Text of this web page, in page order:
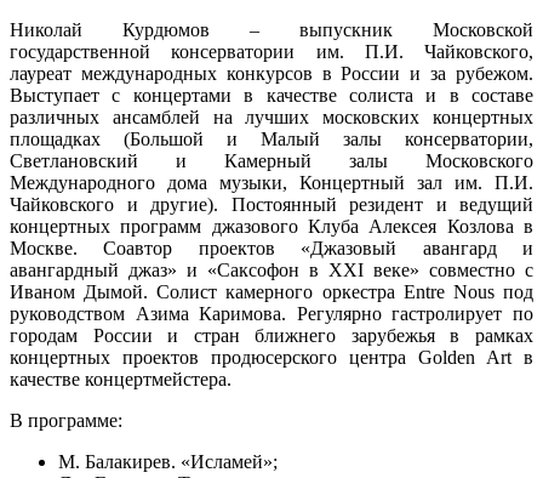
Николай Курдюмов – выпускник Московской
государственной консерватории им. П.И. Чайковского,
лауреат международных конкурсов в России и за рубежом.
Выступает с концертами в качестве солиста и в составе
различных ансамблей на лучших московских концертных
площадках (Большой и Малый залы консерватории,
Светлановский и Камерный залы Московского
Международного дома музыки, Концертный зал им. П.И.
Чайковского и другие). Постоянный резидент и ведущий
концертных программ джазового Клуба Алексея Козлова в
Москве. Соавтор проектов «Джазовый авангард и
авангардный джаз» и «Саксофон в XXI веке» совместно с
Иваном Дымой. Солист камерного оркестра Entre Nous под
руководством Азима Каримова. Регулярно гастролирует по
городам России и стран ближнего зарубежья в рамках
концертных проектов продюсерского центра Golden Art в
качестве концертмейстера.
В программе:
М. Балакирев. «Исламей»;